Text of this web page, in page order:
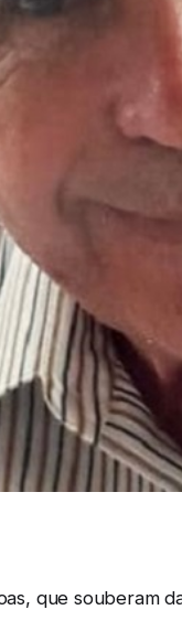
que souberam